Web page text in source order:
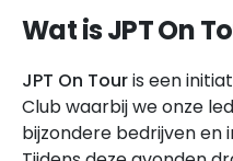
Wat is JPT On
JPT On Touris een
Club waarbij we onze
bijzondere bedrijven en